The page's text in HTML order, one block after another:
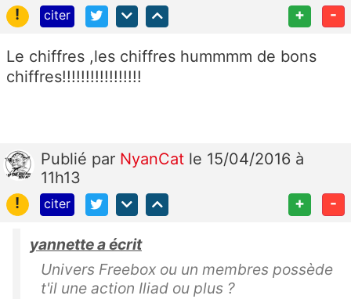
! citer + -
Le chiffres ,les chiffres hummmm de bons
chiffres!!!!!!!!!!!!!!!!!
Publié par NyanCat le 15/04/2016 à
11h13
!
citer + -
yannette a écrit
Univers Freebox ou un membres possède
t'il une action Iliad ou plus ?